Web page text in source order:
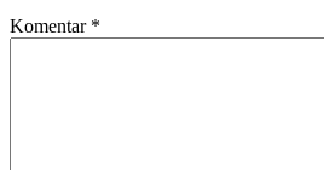
Komentar *